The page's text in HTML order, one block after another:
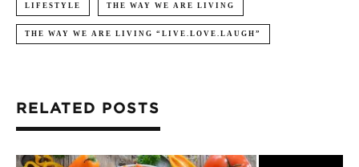
LIFESTYLE THE WAY WE ARE LIVING
THE WAY WE ARE LIVING “LIVE.LOVE.LAUGH”
RELATED POSTS